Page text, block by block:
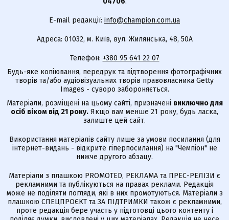
E-mail редакції: info@champion.com.ua
Адреса: 01032, м. Київ, вул. Жилянська, 48, 50А
Телефон: +380 95 641 22 07
Будь-яке копіювання, передрук та відтворення фотографічних
творів та/або аудіовізуальних творів правовласника Getty
Images - суворо забороняється.
Матеріали, розміщені на цьому сайті, призначені виключно для
осіб віком від 21 року. Якщо вам менше 21 року, будь ласка,
залиште цей сайт.
Використання матеріалів сайту лише за умови посилання (для
інтернет-видань - відкрите гіперпосилання) на "Чемпіон" не
нижче другого абзацу.
Матеріали з плашкою PROMOTED, РЕКЛАМА та ПРЕС-РЕЛІЗИ є
рекламними та публікуються на правах реклами. Редакція
може не поділяти погляди, які в них промотуються. Матеріали з
плашкою СПЕЦПРОЄКТ та ЗА ПІДТРИМКИ також є рекламними,
проте редакція бере участь у підготовці цього контенту і